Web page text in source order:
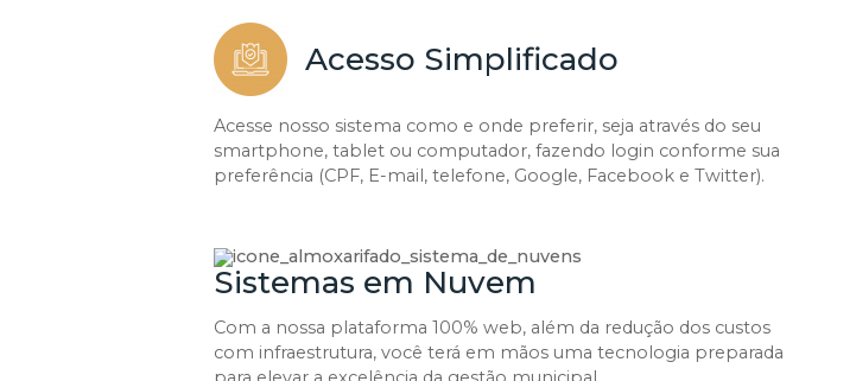
Acesso Simplificado
Acesse nosso sistema como e onde preferir, seja através do seu
smartphone, tablet ou computador, fazendo login conforme sua
preferência (CPF, E-mail, telefone, Google, Facebook e Twitter).
Sistemas em Nuvem
Com a nossa plataforma 100% web, além da redução dos custos
com infraestrutura, você terá em mãos uma tecnologia preparada